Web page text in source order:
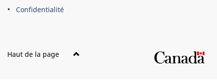
Confidentialité
Haut de la page